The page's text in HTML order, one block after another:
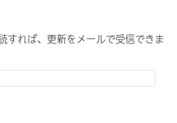
すれば、更新をメールで受信できま